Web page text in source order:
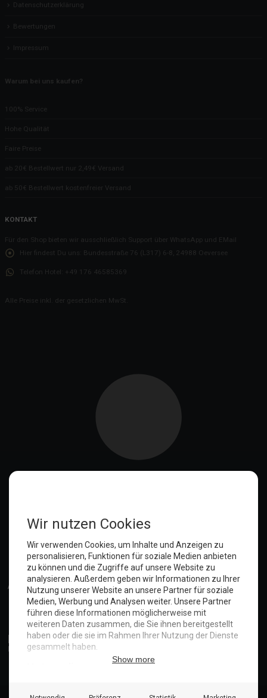
Datenschutzerklärung
Bewertungen
Impressum
Warum bei uns kaufen?
100% Service
Hohe Qualität
Faire Preise
ab 20€ Bestellwert nur 2,49€ Versand
ab 50€ Bestellwert kostenfreier Versand
KONTAKT
Für den Shop bieten wir ausschließlich Support über WhatsApp und EMail
Hier findest Du uns:
Bundesstraße 76 (L317) 6-8, 24988 Oeversee
Telefon Hotel: +49 176 46585369
Alle Preise inkl. der gesetzlichen MwSt.
Anmelden